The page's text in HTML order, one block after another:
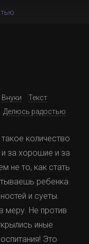
Внуки
Текст
Делюсь радостью
количество
за хорошие и за
не то, как стать
ребенка.
и суеты.
меру. Не против
иные
Это